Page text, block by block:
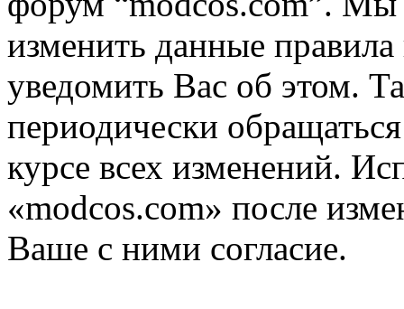
изменить данные
уведомить Вас об этом.
периодически
курсе всех изменений.
«modcos.com» после
Ваше с ними согласие.